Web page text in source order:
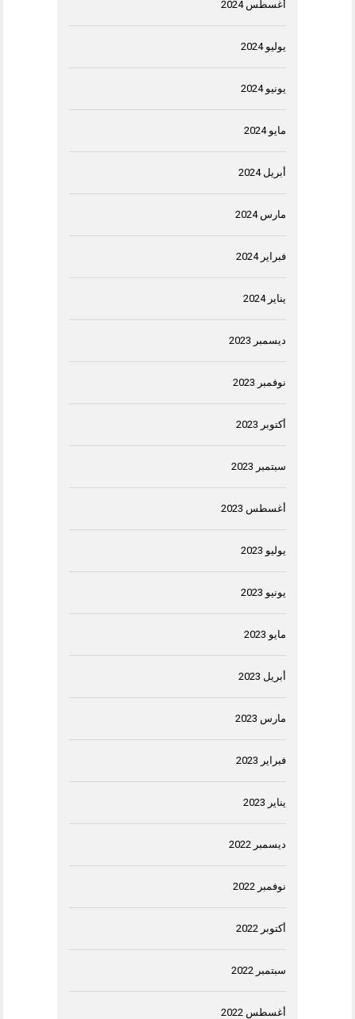
أغسطس 2024
يوليو 2024
يونيو 2024
مايو 2024
أبريل 2024
مارس 2024
فبراير 2024
يناير 2024
ديسمبر 2023
نوفمبر 2023
أكتوبر 2023
سبتمبر 2023
أغسطس 2023
يوليو 2023
يونيو 2023
مايو 2023
أبريل 2023
مارس 2023
فبراير 2023
يناير 2023
ديسمبر 2022
نوفمبر 2022
أكتوبر 2022
سبتمبر 2022
أغسطس 2022